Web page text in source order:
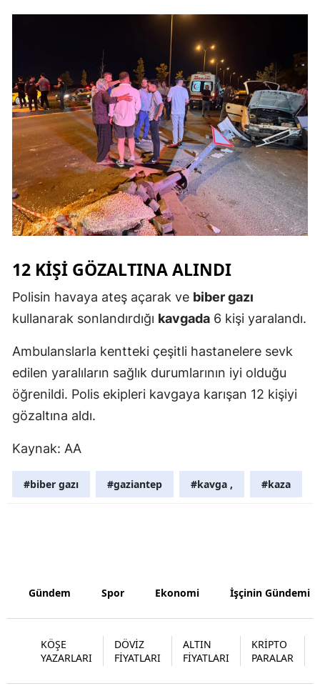
Hatay
Mersin
İstanbul
İzmir
Kars
Kastamonu
Kayseri
Malatya
Mardin
Niğde
Rize
Sakarya
12 KIŞI GÖZALTINA ALINDI
Polisin havaya ateş açarak ve biber gazı
kullanarak sonlandırdığı kavgada 6 kişi yaralandı.
Ambulanslarla kentteki çeşitli hastanelere sevk
edilen yaralıların sağlık durumlarının iyi olduğu
öğrenildi. Polis ekipleri kavgaya karışan 12 kişiyi
gözaltına aldı.
Kaynak: AA
#biber gazı #gaziantep #kavga , #kaza
Gündem Spor Ekonomi İşçinin Gündemi
KÖŞE
YAZARLARI
DÖVİZ
FİYATLARI
ALTIN
FİYATLARI
KRİPTO
PARALAR